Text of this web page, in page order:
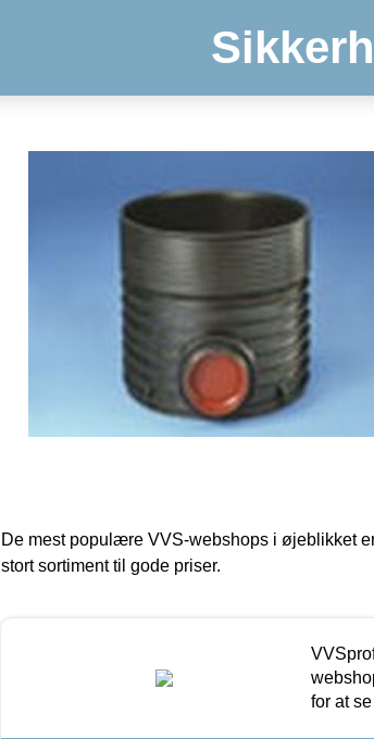
De mest populære VVS-webshops i øjeblikket
stort sortiment til gode priser.
for at